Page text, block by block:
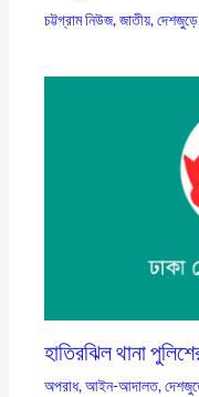
চট্টগ্রাম নিউজ,জাতীয়,দেশজুড়ে
হাতিরঝিল থানা
অপরাধ,আইন-আদালত,